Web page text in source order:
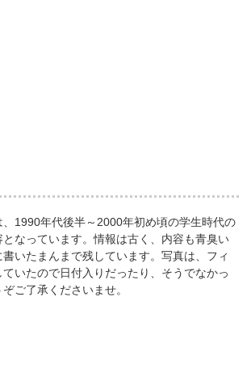
、1990年代後半～2000年初め頃の学生時代の
なっています。情報は古く、内容も青臭い
いたまんまで残しています。写真は、フィ
いたので日付入りだったり、そうでなかっ
ご了承くださいませ。